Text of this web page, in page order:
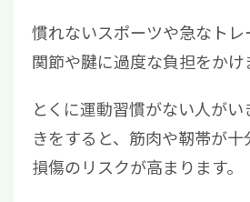
慣れないスポーツや急なト
関節や腱に過度な負担をかけ
とくに運動習慣がない人が
きをすると、筋肉や靭帯が十
損傷のリスクが高まります。